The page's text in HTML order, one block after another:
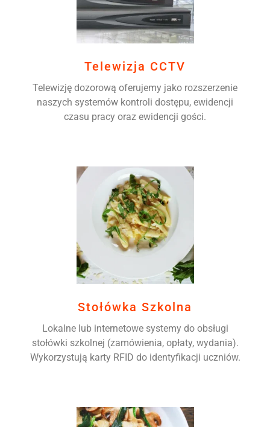
Telewizja CCTV
Telewizję dozorową oferujemy jako rozszerzenie
naszych systemów kontroli dostępu, ewidencji
czasu pracy oraz ewidencji gości.
Stołówka Szkolna
Lokalne lub internetowe systemy do obsługi
stołówki szkolnej (zamówienia, opłaty, wydania).
Wykorzystują karty RFID do identyfikacji uczniów.